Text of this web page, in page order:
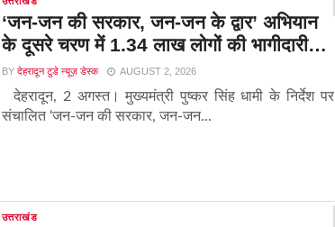
‘जन-जन की सरकार, जन-जन के द्वार’ अभियान
के दूसरे चरण में 1.34 लाख लोगों की भागीदारी…
BY देहरादून टुडे न्यूज़ डेस्क AUGUST 2, 2026
देहरादून, 2 अगस्त। मुख्यमंत्री पुष्कर सिंह धामी के निर्देश पर
संचालित ‘जन-जन की सरकार, जन-जन...
उत्तराखंड